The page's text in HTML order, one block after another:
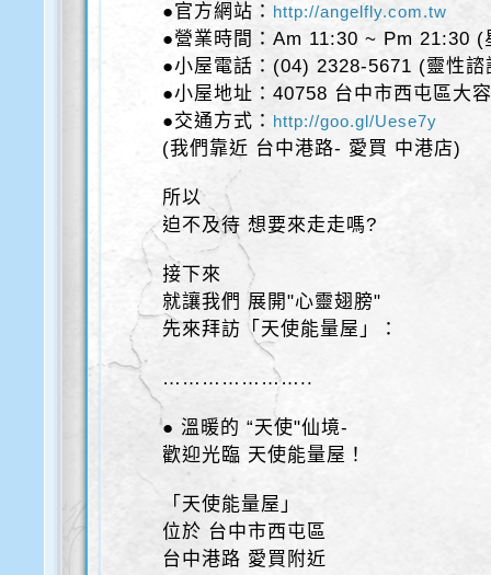
●官方網站： http://angelfly.com.tw
●營業時間：Am 11:30 ~ Pm 21:30 (
●小屋電話：(04) 2328-5671 (靈性
●小屋地址：40758 台中市西屯區大
●交通方式： http://goo.gl/Uese7y
(我們靠近 台中港路- 愛買 中港店)
所以
迫不及待 想要來走走嗎?
接下來
就讓我們 展開"心靈翅膀"
先來拜訪「天使能量屋」：
…………………..
● 溫暖的 “天使"仙境-
歡迎光臨 天使能量屋！
「天使能量屋」
位於 台中市西屯區
台中港路 愛買附近